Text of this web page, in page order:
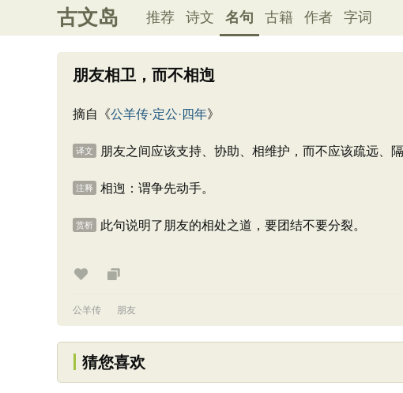
古文岛 推荐 诗文 名句 古籍 作者 字词
朋友相卫，而不相迿
摘自《公羊传·定公·四年》
译文 朋友之间应该支持、协助、相维护，而不应该疏远、隔
注释 相迿：谓争先动手。
赏析 此句说明了朋友的相处之道，要团结不要分裂。
公羊传 朋友
猜您喜欢